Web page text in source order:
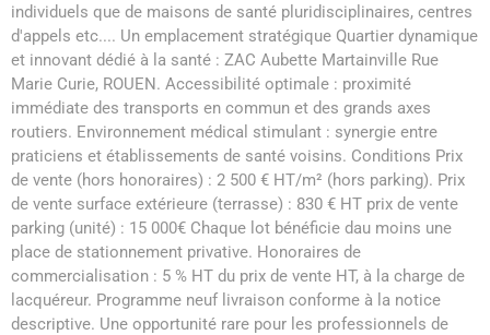
individuels que de maisons de santé pluridisciplinaires, centres
d'appels etc.... Un emplacement stratégique Quartier dynamique
et innovant dédié à la santé : ZAC Aubette Martainville Rue
Marie Curie, ROUEN. Accessibilité optimale : proximité
immédiate des transports en commun et des grands axes
routiers. Environnement médical stimulant : synergie entre
praticiens et établissements de santé voisins. Conditions Prix
de vente (hors honoraires) : 2 500 € HT/m² (hors parking). Prix
de vente surface extérieure (terrasse) : 830 € HT prix de vente
parking (unité) : 15 000€ Chaque lot bénéficie dau moins une
place de stationnement privative. Honoraires de
commercialisation : 5 % HT du prix de vente HT, à la charge de
lacquéreur. Programme neuf livraison conforme à la notice
descriptive. Une opportunité rare pour les professionnels de